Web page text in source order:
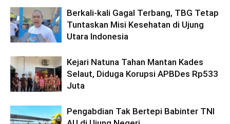
Berkali-kali Gagal Terbang, TBG Tetap
Tuntaskan Misi Kesehatan di Ujung
Utara Indonesia
Kejari Natuna Tahan Mantan Kades
Selaut, Diduga Korupsi APBDes Rp533
Juta
Pengabdian Tak Bertepi Babinter TNI